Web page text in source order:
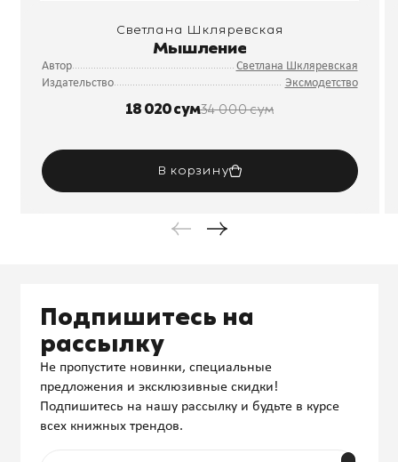
Светлана Шкляревская
Мышление
Автор
Светлана Шкляревская
Издательство
Эксмодетство
18 020 сум34 000 сум
В корзину
Подпишитесь на
рассылку
Не пропустите новинки, специальные
предложения и эксклюзивные скидки!
Подпишитесь на нашу рассылку и будьте в курсе
всех книжных трендов.